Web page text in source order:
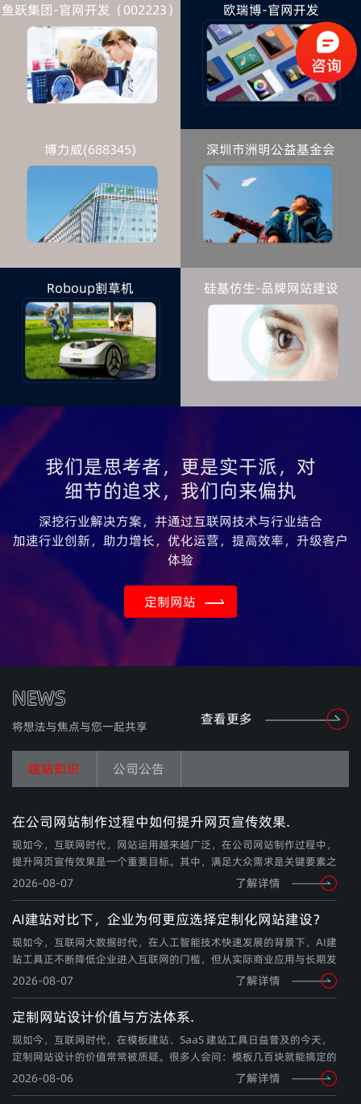
鱼跃集团-官网开发（002223） 欧瑞博-官网开发
博力威(688345)
深圳市洲明公益基金会
（300232）
Roboup割草机 硅基仿生-品牌网站建设
我们是思考者，更是实干派，对
细节的追求，我们向来偏执
深挖行业解决方案，并通过互联网技术与行业结合
加速行业创新，助力增长，优化运营，提高效率，升级客户
体验
定制网站
NEWS
将想法与焦点与您一起共享 查看更多
建站知识 公司公告
在公司网站制作过程中如何提升网页宣传效果.
现如今，互联网时代，网站运用越来越广泛，在公司网站制作过程中，
提升网页宣传效果是一个重要目标。其中，满足大众需求是关键要素之
一。所谓大众需求，从美学角度而言，是指大众普遍认可的 “美观” 标
准。例如，在多媒体网页设计方面，可添加诸如绿叶植物或者优雅线条
等元素。
2026-08-07 了解详情
AI建站对比下，企业为何更应选择定制化网站建设？
现如今，互联网大数据时代，在人工智能技术快速发展的背景下，AI建
站工具正不断降低企业进入互联网的门槛，但从实际商业应用与长期发
展角度来看，越来越多的企业依然倾向于选择定制化网站建设。
2026-08-07 了解详情
定制网站设计价值与方法体系.
现如今，互联网时代，在模板建站、SaaS 建站工具日益普及的今天，
定制网站设计的价值常常被质疑。很多人会问：模板几百块就能搞定的
事，为什么要花几万甚至几十万做定制？
2026-08-06 了解详情